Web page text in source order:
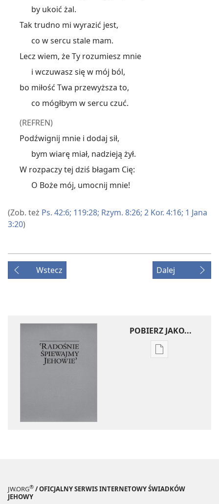
by ukoić żal.
Tak trudno mi wyrazić jest,
co w sercu stale mam.
Lecz wiem, że Ty rozumiesz mnie
i wczuwasz się w mój ból,
bo miłość Twa przewyższa to,
co mógłbym w sercu czuć.
(REFREN)
Podźwignij mnie i dodaj sił,
bym wiarę miał, nadzieją żył.
W rozpaczy tej dziś błagam Cię:
O Boże mój, umocnij mnie!
(Zob. też Ps. 42:6; 119:28; Rzym. 8:26; 2 Kor. 4:16; 1 Jana
3:20)
Wstecz Dalej
POBIERZ JAKO...
Ustawienia
JW.ORG® / OFICJALNY SERWIS INTERNETOWY ŚWIADKÓW
JEHOWY